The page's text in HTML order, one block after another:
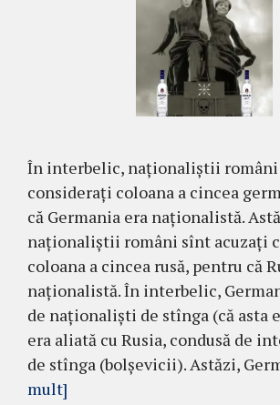
În interbelic, naționaliștii români
considerați coloana a cincea
că Germania era naționalistă.
naționaliștii români sînt acuzați
coloana a cincea rusă, pentru că
naționalistă. În interbelic,
de naționaliști de stînga (că asta
era aliată cu Rusia, condusă de
de stînga (bolșevicii). Astăzi,
mult]